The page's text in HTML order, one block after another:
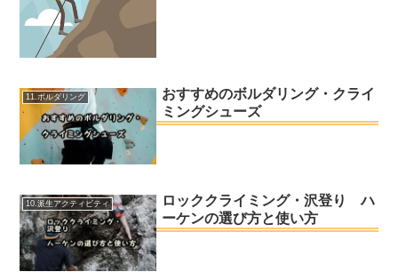
11.ボルダリング
おすすめのボルダリング・クライ
ミングシューズ
10.派生アクティビティ
ロッククライミング・沢登り ハ
ーケンの選び方と使い方